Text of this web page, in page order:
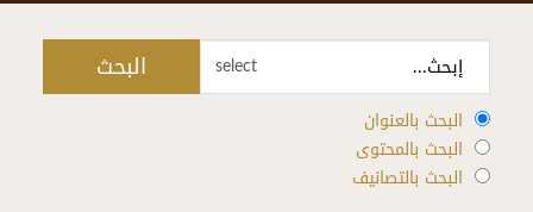
select البحث
البحث بالعنوان
البحث بالمحتوى
البحث بالتصانيف